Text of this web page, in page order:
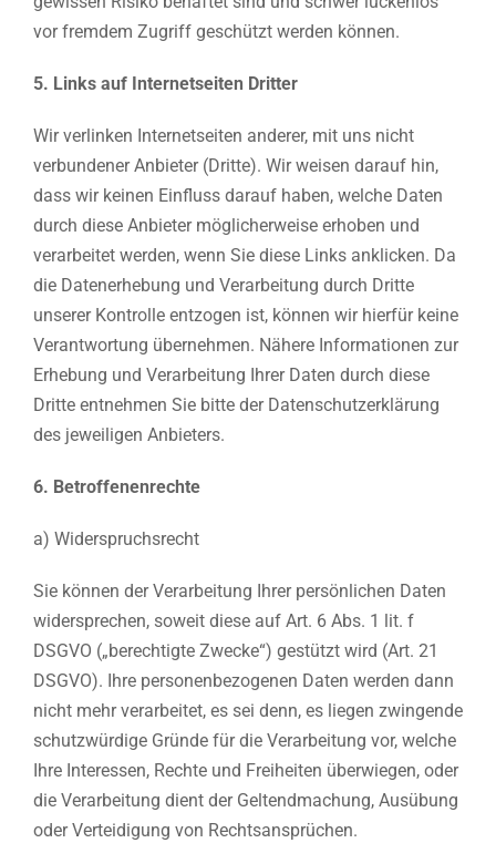
vor fremdem Zugriff geschützt werden können.
5. Links auf Internetseiten Dritter
Wir verlinken Internetseiten anderer, mit uns nicht
verbundener Anbieter (Dritte). Wir weisen darauf hin,
dass wir keinen Einfluss darauf haben, welche Daten
durch diese Anbieter möglicherweise erhoben und
verarbeitet werden, wenn Sie diese Links anklicken. Da
die Datenerhebung und Verarbeitung durch Dritte
unserer Kontrolle entzogen ist, können wir hierfür keine
Verantwortung übernehmen. Nähere Informationen zur
Erhebung und Verarbeitung Ihrer Daten durch diese
Dritte entnehmen Sie bitte der Datenschutzerklärung
des jeweiligen Anbieters.
6. Betroffenenrechte
a) Widerspruchsrecht
Sie können der Verarbeitung Ihrer persönlichen Daten
widersprechen, soweit diese auf Art. 6 Abs. 1 lit. f
DSGVO („berechtigte Zwecke“) gestützt wird (Art. 21
DSGVO). Ihre personenbezogenen Daten werden dann
nicht mehr verarbeitet, es sei denn, es liegen zwingende
schutzwürdige Gründe für die Verarbeitung vor, welche
Ihre Interessen, Rechte und Freiheiten überwiegen, oder
die Verarbeitung dient der Geltendmachung, Ausübung
oder Verteidigung von Rechtsansprüchen.